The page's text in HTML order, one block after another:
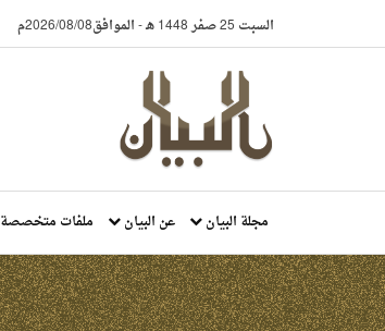
السبت 25 صفر 1448 هـ -الموافق2026/08/08م
مجلة البيان عن البيان ملفات متخصصة